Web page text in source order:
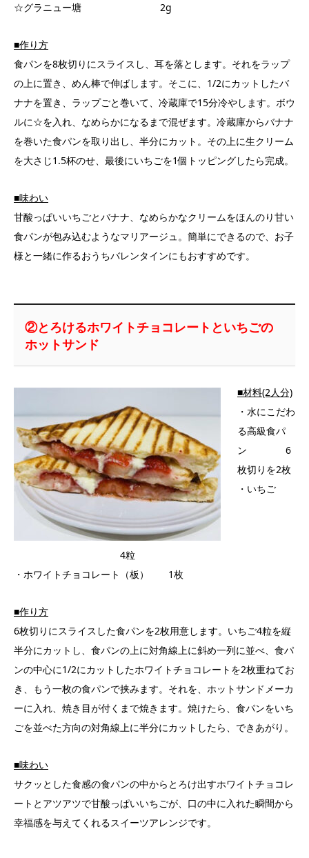
☆グラニュー塘 2g
■作り方
食パンを8枚切りにスライスし、耳を落とします。それをラップ
の上に置き、めん棒で伸ばします。そこに、1/2にカットしたバ
ナナを置き、ラップごと巻いて、冷蔵庫で15分冷やします。ボウ
ルに☆を入れ、なめらかになるまで混ぜます。冷蔵庫からバナナ
を巻いた食パンを取り出し、半分にカット。その上に生クリーム
を大さじ1.5杯のせ、最後にいちごを1個トッピングしたら完成。
■味わい
甘酸っぱいいちごとバナナ、なめらかなクリームをほんのり甘い
食パンが包み込むようなマリアージュ。簡単にできるので、お子
様と一緒に作るおうちバレンタインにもおすすめです。
②とろけるホワイトチョコレートといちごの
ホットサンド
■材料(2人分)
・水にこだわ
る高級食パ
ン 6
枚切りを2枚
・いちご
4粒
・ホワイトチョコレート（板） 1枚
■作り方
6枚切りにスライスした食パンを2枚用意します。いちご4粒を縦
半分にカットし、食パンの上に対角線上に斜め一列に並べ、食パ
ンの中心に1/2にカットしたホワイトチョコレートを2枚重ねてお
き、もう一枚の食パンで挟みます。それを、ホットサンドメーカ
ーに入れ、焼き目が付くまで焼きます。焼けたら、食パンをいち
ごを並べた方向の対角線上に半分にカットしたら、できあがり。
■味わい
サクッとした食感の食パンの中からとろけ出すホワイトチョコレ
ートとアツアツで甘酸っぱいいちごが、口の中に入れた瞬間から
幸福感を与えてくれるスイーツアレンジです。